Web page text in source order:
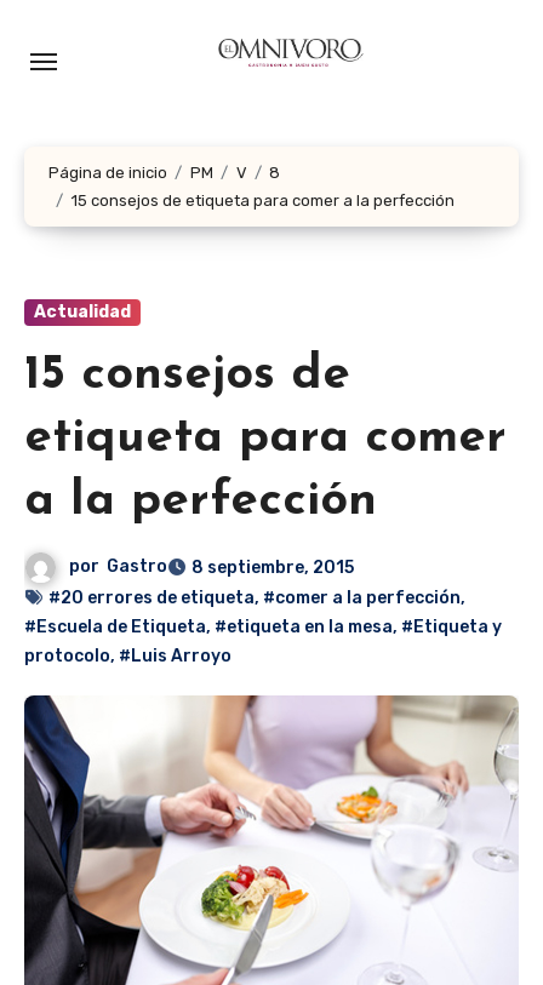
Página de inicio PM V
8
15 consejos de etiqueta para comer a la perfección
Actualidad
15 consejos de
etiqueta para comer
a la perfección
por Gastro
8 septiembre, 2015
#20 errores de etiqueta, #comer a la perfección,
#Escuela de Etiqueta, #etiqueta en la mesa, #Etiqueta y
protocolo, #Luis Arroyo